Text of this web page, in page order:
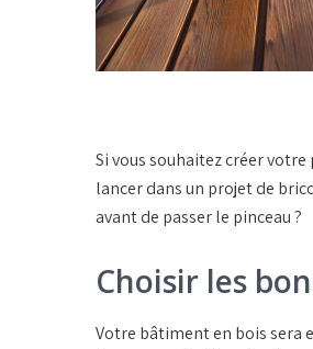
Si vous souhaitez créer
lancer dans un projet de
avant de passer le pinceau ?
Choisir les
Votre bâtiment en bois sera